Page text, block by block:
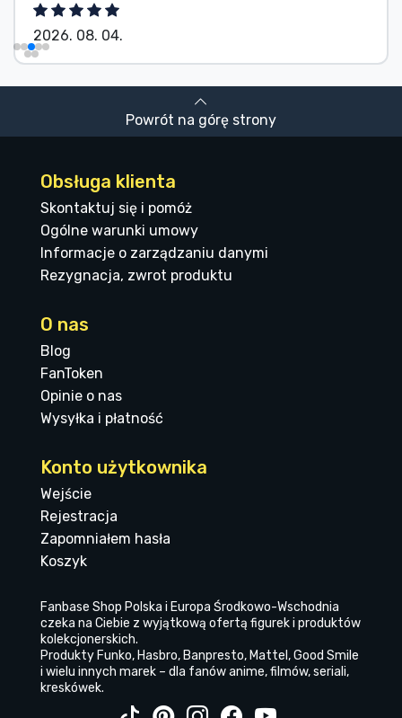
2026. 08. 04.
Powrót na górę strony
Obsługa klienta
Skontaktuj się i pomóż
Ogólne warunki umowy
Informacje o zarządzaniu danymi
Rezygnacja, zwrot produktu
O nas
Blog
FanToken
Opinie o nas
Wysyłka i płatność
Konto użytkownika
Wejście
Rejestracja
Zapomniałem hasła
Koszyk
Fanbase Shop Polska i Europa Środkowo-Wschodnia
czeka na Ciebie z wyjątkową ofertą figurek i produktów
kolekcjonerskich.
Produkty Funko, Hasbro, Banpresto, Mattel, Good Smile
i wielu innych marek – dla fanów anime, filmów, seriali,
kreskówek.